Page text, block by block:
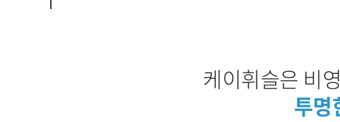
케이휘슬은 비
투명